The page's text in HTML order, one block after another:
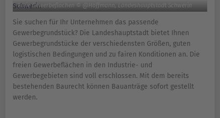
Freie Gewerbeflächen © @Hoffmann, Landeshauptstadt Schwerin
Sie suchen für Ihr Unternehmen das passende
Gewerbegrundstück? Die Landeshauptstadt bietet Ihnen
Gewerbegrundstücke der verschiedensten Größen, guten
logistischen Bedingungen und zu fairen Konditionen an. Die
freien Gewerbeflächen in den Industrie- und
Gewerbegebieten sind voll erschlossen. Mit dem bereits
bestehenden Baurecht können Bauanträge sofort gestellt
werden.